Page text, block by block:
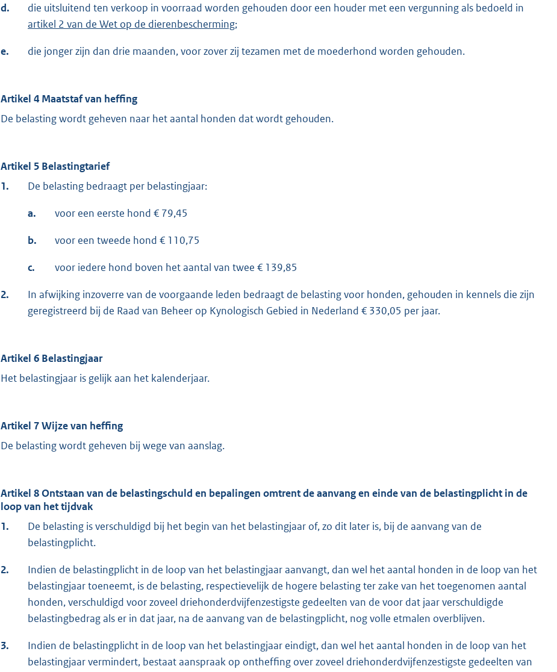
d.
die uitsluitend ten verkoop in voorraad worden gehouden door een houder met een vergunning als bedoeld in
artikel 2 van de Wet op de dierenbescherming;
e. die jonger zijn dan drie maanden, voor zover zij tezamen met de moederhond worden gehouden.
Artikel 4 Maatstaf van heffing
De belasting wordt geheven naar het aantal honden dat wordt gehouden.
Artikel 5 Belastingtarief
1.
De belasting bedraagt per belastingjaar:
a. voor een eerste hond € 79,45
b. voor een tweede hond € 110,75
c. voor iedere hond boven het aantal van twee € 139,85
2.
In afwijking inzoverre van de voorgaande leden bedraagt de belasting voor honden, gehouden in kennels die zijn
geregistreerd bij de Raad van Beheer op Kynologisch Gebied in Nederland € 330,05 per jaar.
Artikel 6 Belastingjaar
Het belastingjaar is gelijk aan het kalenderjaar.
Artikel 7 Wijze van heffing
De belasting wordt geheven bij wege van aanslag.
Artikel 8 Ontstaan van de belastingschuld en bepalingen omtrent de aanvang en einde van de belastingplicht in de
loop van het tijdvak
1.
De belasting is verschuldigd bij het begin van het belastingjaar of, zo dit later is, bij de aanvang van de
belastingplicht.
2.
Indien de belastingplicht in de loop van het belastingjaar aanvangt, dan wel het aantal honden in de loop van het
belastingjaar toeneemt, is de belasting, respectievelijk de hogere belasting ter zake van het toegenomen aantal
honden, verschuldigd voor zoveel driehonderdvijfenzestigste gedeelten van de voor dat jaar verschuldigde
belastingbedrag als er in dat jaar, na de aanvang van de belastingplicht, nog volle etmalen overblijven.
3.
Indien de belastingplicht in de loop van het belastingjaar eindigt, dan wel het aantal honden in de loop van het
belastingjaar vermindert, bestaat aanspraak op ontheffing over zoveel driehonderdvijfenzestigste gedeelten van